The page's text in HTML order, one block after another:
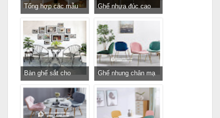
Tổng hợp các mẫu
chân bàn cafe, chân
bàn decor, chân bàn
inox, chân bàn ăn hot
trend 2023
Ghế nhựa đúc cao
cấp cho nhà hàng
khách sạn giá rẻ
Bàn ghế sắt cho
quán cafe, quán ăn
sân vườn, ban công,
sân thượng
Ghế nhung chân mạ
vàng GLM116 - ghế
tiếp khách sang trọng
cho cửa hàng, spa,
văn phòng tại